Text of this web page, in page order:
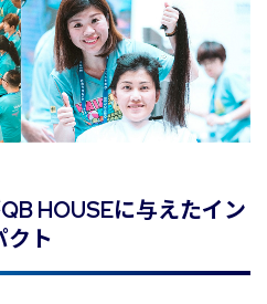
HOUSEに与えたイン
クト